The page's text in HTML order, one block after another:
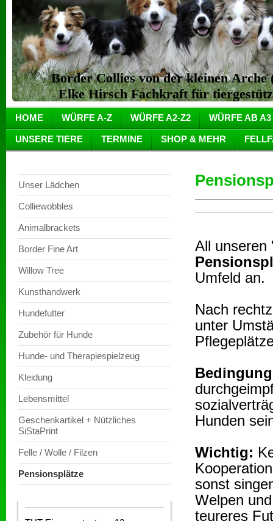
Border Collies von der kleinen
Elke Hirsch Fachkraft für
HOME WÜRFE A-Z WÜRFE A2-Z2 WÜRFE AB A3
UNSERE TIERE TERMINE SHOP & MEHR
Unser Lädchen
Colliewobbles
Animalbrackets
Border Fine Art
Willow Tree
Kunsthandwerk
Hundefutter
Zubehör für Hunde
Hunde- und Therapiespielzeug
Kleidung
Lebensmittel
Geschenkartikel + Nützliches
SiStaPrint
Felle / Wolle / Filzen
Pensionsplätze
All unseren
Umfeld an.
Nach
unter
Hunden
Wichtig:
sonst
Welpen
teureres